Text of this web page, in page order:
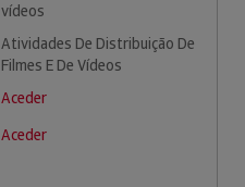
vídeos
Atividades De Distribuição De
Filmes E De Vídeos
Aceder
Aceder